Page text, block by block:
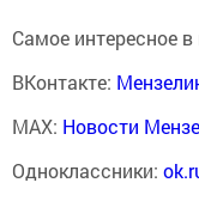
Самое интересное
ВКонтакте:
MAX: Новости
Одноклассники: